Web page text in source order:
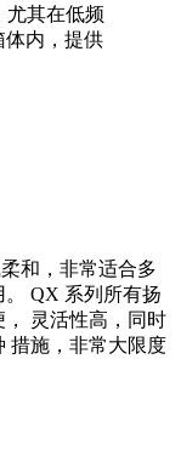
尤其在低频
体内，提供
和，非常适合多
QX 系列所有扬
灵活性高，同时
措施，非常大限度